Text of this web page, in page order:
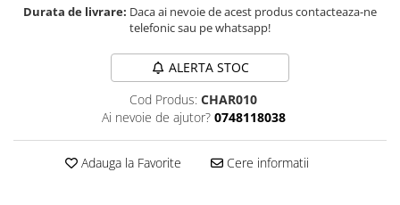
A1370 (11” 2010-2011)
A1465 (11” 2012-2015)
A1466 (13” 2012-2017)
A1932 (13” 2018-2019)
A2337 (M1 13” 2020)
A2941 (M2 15” 2023)
Durata de livrare: Daca ai nevoie de acest produs contacteaza-ne
telefonic sau pe whatsapp!
ALERTA STOC
Cod Produs: CHAR010
Ai nevoie de ajutor? 0748118038
Adauga la Favorite Cere informatii